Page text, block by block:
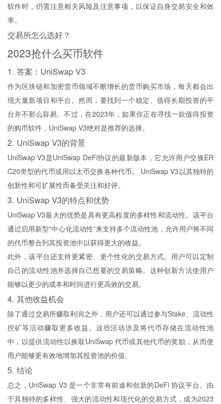
软件时，仍需注意相关风险及注意事项，以保证自身交易安全和效
率。
交易所怎么选好？
2023抢什么买币软件
1. 答案：UniSwap V3
作为区块链和加密货币领域不断增长的货币购买市场，每天都会出
现大量新项目和平台。然而，要找到一个稳定、值得长期投资的平
台并不那么容易。不过，在2023年，如果你正在寻找一款值得投资
的购币软件，UniSwap V3绝对是推荐的选择。
2. UniSwap V3的背景
UniSwap V3是UniSwap DeFi协议的最新版本，它允许用户交换ER
C20类型的代币或用以太币交换各种代币。 UniSwap V3以其独特的
创新性和可扩展性而备受关注和好评。
3. UniSwap V3的特点和优势
UniSwap V3最大的优势是具有更高程度的多样性和流动性。该平台
通过启用新型“中心化流动性”来支持多个流动性池，允许用户将不同
的代币整合到其投资池中以获得更大的收益。
此外，该平台还支持更紧密、更个性化的交易方式。用户可以定制
自己的流动性池并选择自己想要的交易策略。这种创新方法使用户
能够以更少的成本和时间进行更高效的交易。
4. 其他收益机会
除了通过交易所赚取利润之外，用户还可以通过参与Stake、流动性
挖矿等活动赚取更多收益。这些活动涉及将代币存储在流动性池
中，以提供流动性以换取UniSwap 代币或其他代币的奖励，从而使
用户能够更有效地增加其投资池的价值。
5. 结论
总之，UniSwap V3 是一个非常有前途和创新的DeFi 协议平台。由
于其独特的多样性、强大的流动性和现代化的交易方式，成为2023